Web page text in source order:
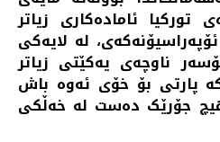
ئامادەکاری زیاتر
لە لایەکی
ناوچەی یەکێتی زیاتر
پارتی بۆ خۆی ئەوە باش
جۆرێک دەست لە خەڵکی